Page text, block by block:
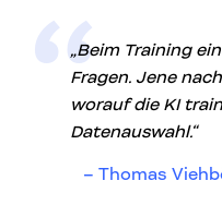
„Beim Training
Fragen. Jene
worauf die KI
Datenauswahl.“
Thomas